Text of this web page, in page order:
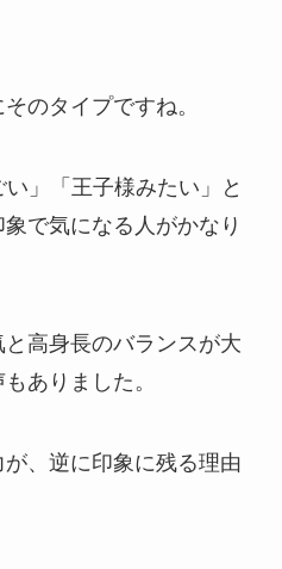
のタイプですね。
」「王子様みたい」と
で気になる人がかなり
高身長のバランスが大
ありました。
、逆に印象に残る理由